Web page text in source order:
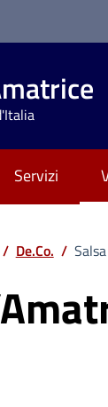
Servizi
/ De.Co. /